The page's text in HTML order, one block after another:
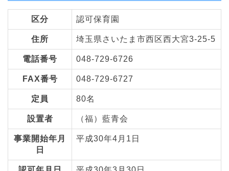
区分 認可保育園
住所 埼玉県さいたま市西区西大宮3-25-5
電話番号 048-729-6726
FAX番号 048-729-6727
定員 80名
設置者 （福）藍青会
事業開始年月
日
平成30年4月1日